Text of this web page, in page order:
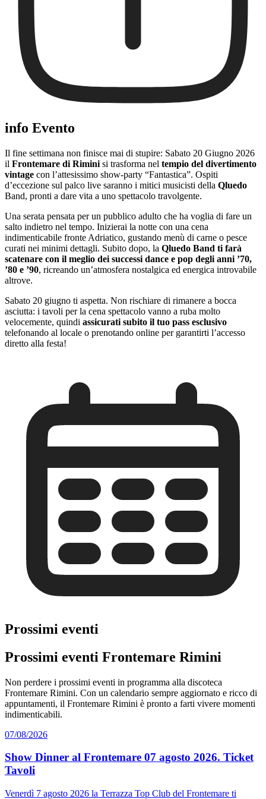
info Evento
Il fine settimana non finisce mai di stupire: Sabato 20 Giugno 2026
il Frontemare di Rimini si trasforma nel tempio del divertimento
vintage con l’attesissimo show-party “Fantastica”. Ospiti
d’eccezione sul palco live saranno i mitici musicisti della Qluedo
Band, pronti a dare vita a uno spettacolo travolgente.
Una serata pensata per un pubblico adulto che ha voglia di fare un
salto indietro nel tempo. Inizierai la notte con una cena
indimenticabile fronte Adriatico, gustando menù di carne o pesce
curati nei minimi dettagli. Subito dopo, la Qluedo Band ti farà
scatenare con il meglio dei successi dance e pop degli anni ’70,
’80 e ’90, ricreando un’atmosfera nostalgica ed energica introvabile
altrove.
Sabato 20 giugno ti aspetta. Non rischiare di rimanere a bocca
asciutta: i tavoli per la cena spettacolo vanno a ruba molto
velocemente, quindi assicurati subito il tuo pass esclusivo
telefonando al locale o prenotando online per garantirti l’accesso
diretto alla festa!
Prossimi eventi
Prossimi eventi Frontemare Rimini
Non perdere i prossimi eventi in programma alla discoteca
Frontemare Rimini. Con un calendario sempre aggiornato e ricco di
appuntamenti, il Frontemare Rimini è pronto a farti vivere momenti
indimenticabili.
07/08/2026
Show Dinner al Frontemare 07 agosto 2026. Ticket
Tavoli
Venerdì 7 agosto 2026 la Terrazza Top Club del Frontemare ti